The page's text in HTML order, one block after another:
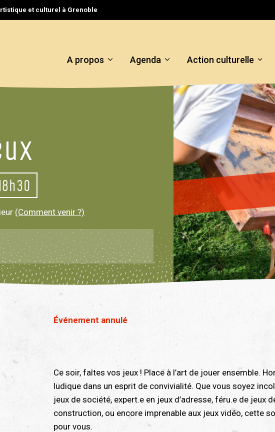
et culturel à Grenoble
A propos Agenda Action culturelle
(Comment venir ?)
Événement annulé
Ce soir, faîtes vos jeux ! Place à l’art de jouer ensemble.
ludique dans un esprit de convivialité. Que vous soyez
jeux de société, expert.e en jeux d’adresse, féru.e de jeux
construction, ou encore imprenable aux jeux vidéo, cette
pour vous.